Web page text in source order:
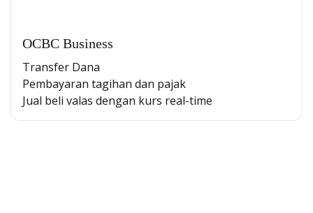
OCBC Business
Transfer Dana
Pembayaran tagihan dan pajak
Jual beli valas dengan kurs real-time
Segala Kemudahan Ada
di Satu Genggaman